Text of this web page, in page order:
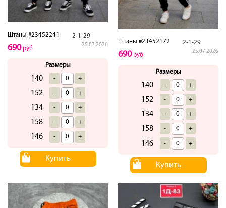
Штаны #23452241 2-1-29
25.07.2026
690руб
Размеры
140 - +
152 - +
134 - +
158 - +
146 - +
Купить
Штаны #23452172 2-1-29
25.07.2026
690руб
Размеры
140 - +
152 - +
134 - +
158 - +
146 - +
Купить